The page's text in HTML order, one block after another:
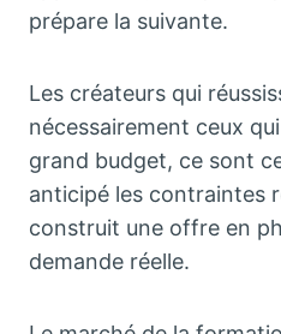
prépare la suivante.
Les créateurs qui
nécessairement ceux
grand budget, ce sont
anticipé les contraintes
construit une offre en
demande réelle.